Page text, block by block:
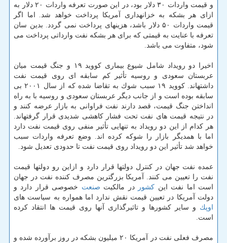
و قیمت واردات ۳۰ دلار بود، در این صورت تعرفه واردات ۲۰ دلار به
ازای هر بشكه به خزانهداری آمریكا پرداخت خواهد شد. اما اگر
قیمت واردات ۵۰ دلار باشد، هزینهای پرداخت نمی گردد. بدین سان
تعرفه با عنایت به قیمتی كه برای هر بشكه نفت وارداتی پرداخت می
شود، متفاوت می باشد.
اخیرا دو رویداد شامل شیوع بیماری كووید ۱۹ و جنگ قیمت میان
عربستان سعودی و روسیه تأثیر كم سابقه ای روی قیمت نفت
داشتهاند. كووید ۱۹ سبب شوك به تقاضا شده كه از سال ۲۰۰۱ بی
سابقه بوده است و از جانب دیگر عربستان سعودی و روسیه با به راه
انداختن جنگ قیمت، قصد دارند نفت فراوانی به بازار عرضه كنند و
در نتیجه قیمت های نفت تحت فشار كاهشی شدیدی قرار گرفتهاند.
هر كدام از این دو رویداد به تنهایی تأثیر منفی روی قیمت نفت دارد
اما با همدیگر بازار را شوكه كرده اند. وضع تعرفه واردات سبب
خواهد شد تأثیر این دو رویداد روی قیمت نفت تا حدودی تعدیل شود.
عمده نفت جهان در كنترل دولتها قرار دارد و ازاین رو دولتها قیمت
نفت را تعیین می كنند. آمریكا بزرگترین مصرف كننده نفت در جهان
است اما نفت این كشور در مالكیت صنعت خصوصی قرار دارد و
دولت آمریكا در تعیین قیمت نقش ندارد اما همواره به سیاست های
اوپك و سایر كشورها و تاثیرگذاری آنها روی قیمت ها انتقاد كرده
است.
مصرف فعلی نفت در آمریكا ۲۰ میلیون بشكه در روز برآورده شده و